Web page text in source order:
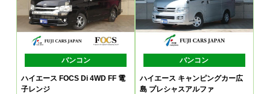
バンコン
ハイエース FOCS Di 4WD FF 電
子レンジ
バンコン
ハイエース キャンピングカー広
島 プレシャスアルファ